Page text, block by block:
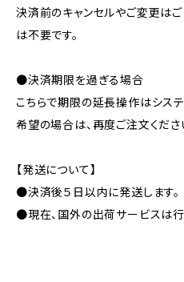
決済前のキャンセルやご変更はご
は不要です。
●決済期限を過ぎる場合
こちらで期限の延長操作はシス
希望の場合は、再度ご注文くださ
【発送について】
●決済後５日以内に発送します。
●現在、国外の出荷サービスは行